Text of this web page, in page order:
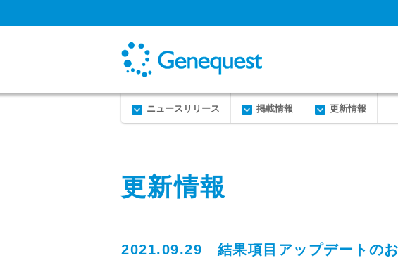
ニュースリリース 掲載情報 更新情報
更新情報
2021.09.29 結果項目アップデートのお